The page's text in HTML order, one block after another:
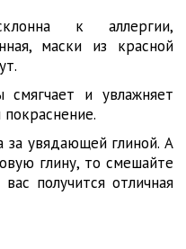
к аллергии,
маски из красной
и увлажняет
за увядающей глиной. А
глину, то смешайте
получится отличная